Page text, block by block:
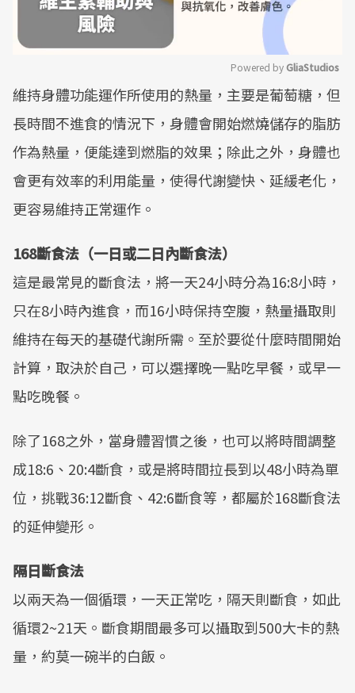
Mute
Powered by GliaStudios
維持身體功能運作所使用的熱量，主要是葡萄糖，但
長時間不進食的情況下，身體會開始燃燒儲存的脂肪
作為熱量，便能達到燃脂的效果；除此之外，身體也
會更有效率的利用能量，使得代謝變快、延緩老化，
更容易維持正常運作。
168斷食法（一日或二日內斷食法）
這是最常見的斷食法，將一天24小時分為16:8小時，
只在8小時內進食，而16小時保持空腹，熱量攝取則
維持在每天的基礎代謝所需。至於要從什麼時間開始
計算，取決於自己，可以選擇晚一點吃早餐，或早一
點吃晚餐。
除了168之外，當身體習慣之後，也可以將時間調整
成18:6、20:4斷食，或是將時間拉長到以48小時為單
位，挑戰36:12斷食、42:6斷食等，都屬於168斷食法
的延伸變形。
隔日斷食法
以兩天為一個循環，一天正常吃，隔天則斷食，如此
循環2~21天。斷食期間最多可以攝取到500大卡的熱
量，約莫一碗半的白飯。